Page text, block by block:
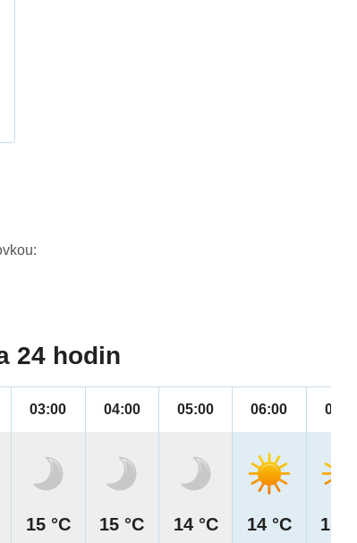
24 hodin
03:00
15 °C
04:00
15 °C
05:00
14 °C
06:00
14 °C
07:00
15 °C